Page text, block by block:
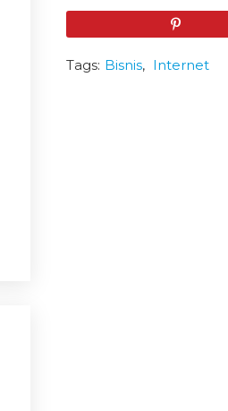
Tags: Bisnis, Internet